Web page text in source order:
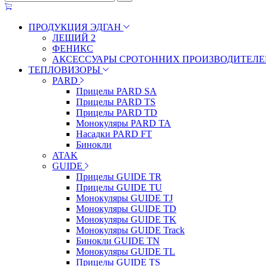
ПРОДУКЦИЯ ЭДГАН
ЛЕШИЙ 2
ФЕНИКС
АКСЕССУАРЫ СРОТОННИХ
ТЕПЛОВИЗОРЫ
PARD
Прицелы PARD SA
Прицелы PARD TS
Прицелы PARD TD
Монокуляры PARD TA
Насадки PARD FT
Бинокли
ATAK
GUIDE
Прицелы GUIDE TR
Прицелы GUIDE TU
Монокуляры GUIDE TJ
Монокуляры GUIDE TD
Монокуляры GUIDE TK
Монокуляры GUIDE Track
Бинокли GUIDE TN
Монокуляры GUIDE TL
Прицелы GUIDE TS